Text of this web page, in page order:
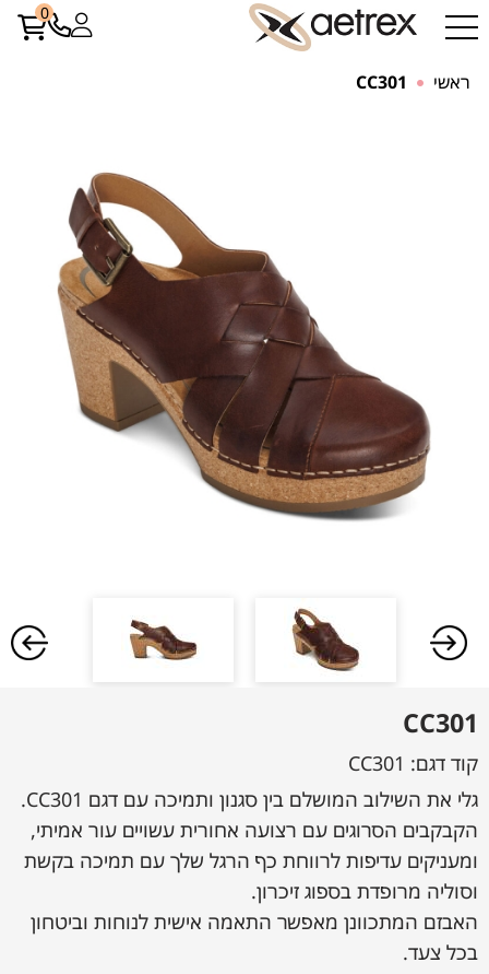
0
ראשי CC301
CC301
קוד דגם: CC301
גלי את השילוב המושלם בין סגנון ותמיכה עם דגם CC301.
הקבקבים הסרוגים עם רצועה אחורית עשויים עור אמיתי,
ומעניקים עדיפות לרווחת כף הרגל שלך עם תמיכה בקשת
וסוליה מרופדת בספוג זיכרון.
האבזם המתכוונן מאפשר התאמה אישית לנוחות וביטחון
בכל צעד.